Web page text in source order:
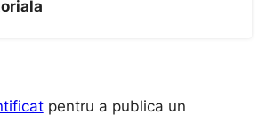
pentru a publica un